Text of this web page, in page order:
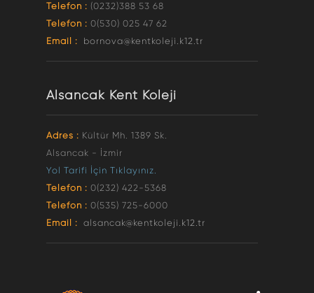
Telefon : (0232)388 53 68
Telefon : 0(530) 025 47 62
Email :
bornova@kentkoleji.k12.tr
Alsancak Kent Koleji
Adres : Kültür Mh. 1389 Sk.
Alsancak - İzmir
Yol Tarifi İçin Tıklayınız.
Telefon : 0(232) 422-5368
Telefon : 0(535) 725-6000
Email : alsancak@kentkoleji.k12.tr